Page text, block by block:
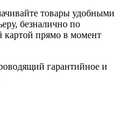
товары удобными
безналично по
картой прямо в момент
гарантийное и